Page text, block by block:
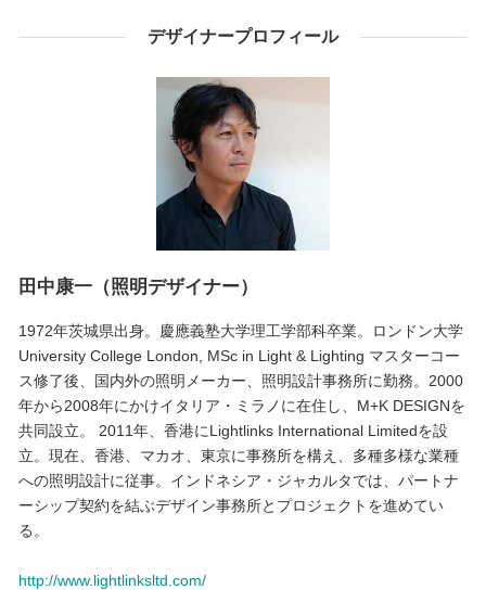
デザイナープロフィール
田中康一（照明デザイナー）
1972年茨城県出身。慶應義塾大学理工学部科卒業。ロンドン大学
University College London, MSc in Light & Lighting マスターコー
ス修了後、国内外の照明メーカー、照明設計事務所に勤務。2000
年から2008年にかけイタリア・ミラノに在住し、M+K DESIGNを
共同設立。 2011年、香港にLightlinks International Limitedを設
立。現在、香港、マカオ、東京に事務所を構え、多種多様な業種
への照明設計に従事。インドネシア・ジャカルタでは、パートナ
ーシップ契約を結ぶデザイン事務所とプロジェクトを進めてい
る。
http://www.lightlinksltd.com/